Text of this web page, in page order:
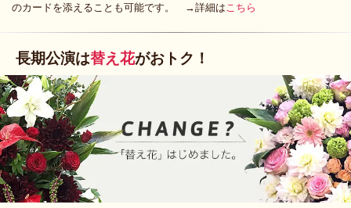
のカードを添えることも可能です。 →詳細はこちら
長期公演は替え花がおトク！